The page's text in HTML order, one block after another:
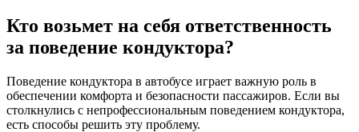
Кто возьмет на себя ответственность
за поведение кондуктора?
Поведение кондуктора в автобусе играет важную роль в
обеспечении комфорта и безопасности пассажиров. Если вы
столкнулись с непрофессиональным поведением кондуктора,
есть способы решить эту проблему.